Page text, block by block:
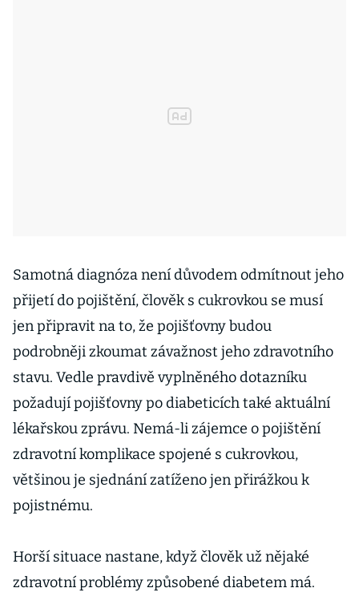
Samotná diagnóza není důvodem odmítnout jeho
přijetí do pojištění, člověk s cukrovkou se musí
jen připravit na to, že pojišťovny budou
podrobněji zkoumat závažnost jeho zdravotního
stavu. Vedle pravdivě vyplněného dotazníku
požadují pojišťovny po diabeticích také aktuální
lékařskou zprávu. Nemá-li zájemce o pojištění
zdravotní komplikace spojené s cukrovkou,
většinou je sjednání zatíženo jen přirážkou k
pojistnému.
Horší situace nastane, když člověk už nějaké
zdravotní problémy způsobené diabetem má.